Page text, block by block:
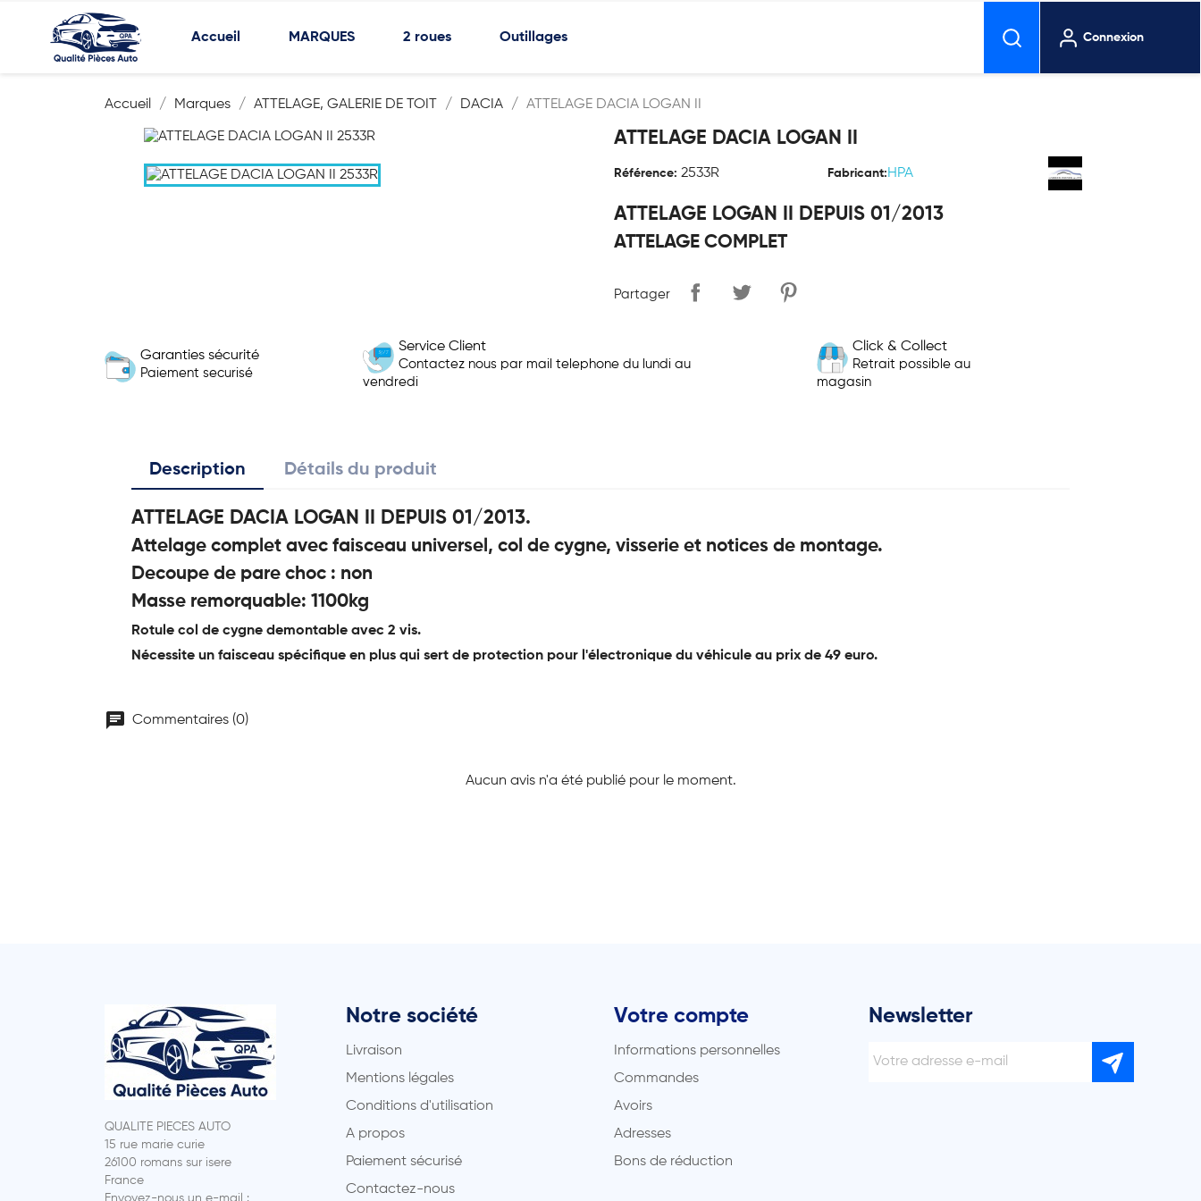
Accueil MARQUES 2 roues Outillages Connexion
Accueil Marques ATTELAGE, GALERIE DE TOIT DACIA ATTELAGE DACIA LOGAN II
ATTELAGE DACIA LOGAN II
Référence: 2533R Fabricant: HPA
ATTELAGE LOGAN II DEPUIS 01/2013
ATTELAGE COMPLET
Partager
Garanties sécurité
Paiement securisé
Service Client
Contactez nous par mail telephone du lundi au
vendredi
Click & Collect
Retrait possible au
magasin
Description Détails du produit
ATTELAGE DACIA LOGAN II DEPUIS 01/2013.
Attelage complet avec faisceau universel, col de cygne, visserie et notices de montage.
Decoupe de pare choc : non
Masse remorquable: 1100kg
Rotule col de cygne demontable avec 2 vis.
Nécessite un faisceau spécifique en plus qui sert de protection pour l'électronique du véhicule au prix de 49 euro.
chat Commentaires (0)
Aucun avis n'a été publié pour le moment.
QUALITE PIECES AUTO
15 rue marie curie
26100 romans sur isere
France
Envoyez-nous un e-mail :
Notre société
Livraison
Mentions légales
Conditions d'utilisation
A propos
Paiement sécurisé
Contactez-nous
Votre compte
Informations personnelles
Commandes
Avoirs
Adresses
Bons de réduction
Newsletter